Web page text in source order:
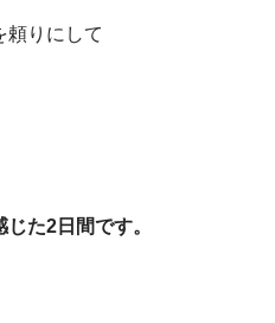
頼りにして
た2日間です。